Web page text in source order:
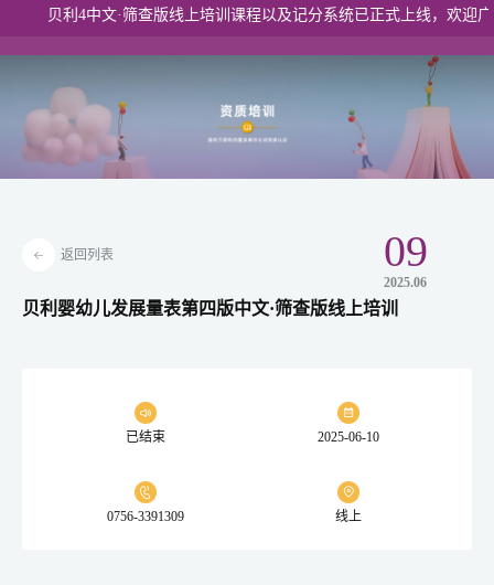
贝利4中文·筛查版线上培训课程以及记分系统已正式上线，欢迎广
港澳入口
返回列表
贝利婴幼儿发展量表第四版中文·筛查版线上培训
已结束 2025-06-10
0756-3391309 线上
09
2025.06